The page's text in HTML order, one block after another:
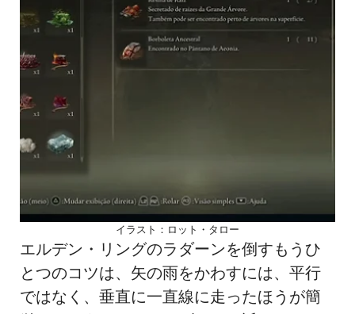
イラスト：ロット・タロー
エルデン・リングのラダーンを倒すもうひ
とつのコツは、矢の雨をかわすには、平行
ではなく、垂直に一直線に走ったほうが簡